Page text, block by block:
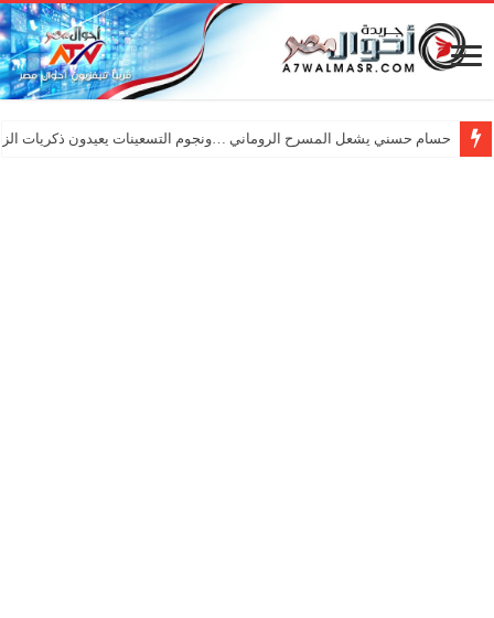
حسام حسني يشعل المسرح الروماني …ونجوم التسعينات يعيدون ذكريات